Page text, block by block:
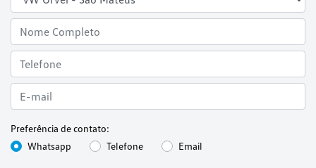
Preferência de contato:
Whatsapp
Telefone Email